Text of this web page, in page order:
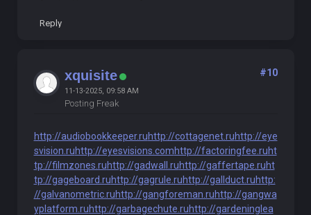
Reply
xquisite
11-13-2025, 09:58 AM
Posting Freak
#10
http://audiobookkeeper.ruhttp://cottagenet.ruhttp://eye
svision.ruhttp://eyesvisions.comhttp://factoringfee.ruht
tp://filmzones.ruhttp://gadwall.ruhttp://gaffertape.ruht
tp://gageboard.ruhttp://gagrule.ruhttp://gallduct.ruhttp:
//galvanometric.ruhttp://gangforeman.ruhttp://gangwa
yplatform.ruhttp://garbagechute.ruhttp://gardeninglea